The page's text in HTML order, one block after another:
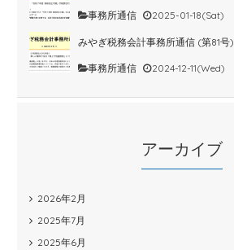
事務所通信 2025-01-18(Sat)
みやぎ税務会計事務所通信 (第81号)
事務所通信 2024-12-11(Wed)
アーカイブ
2026年2月
2025年7月
2025年6月